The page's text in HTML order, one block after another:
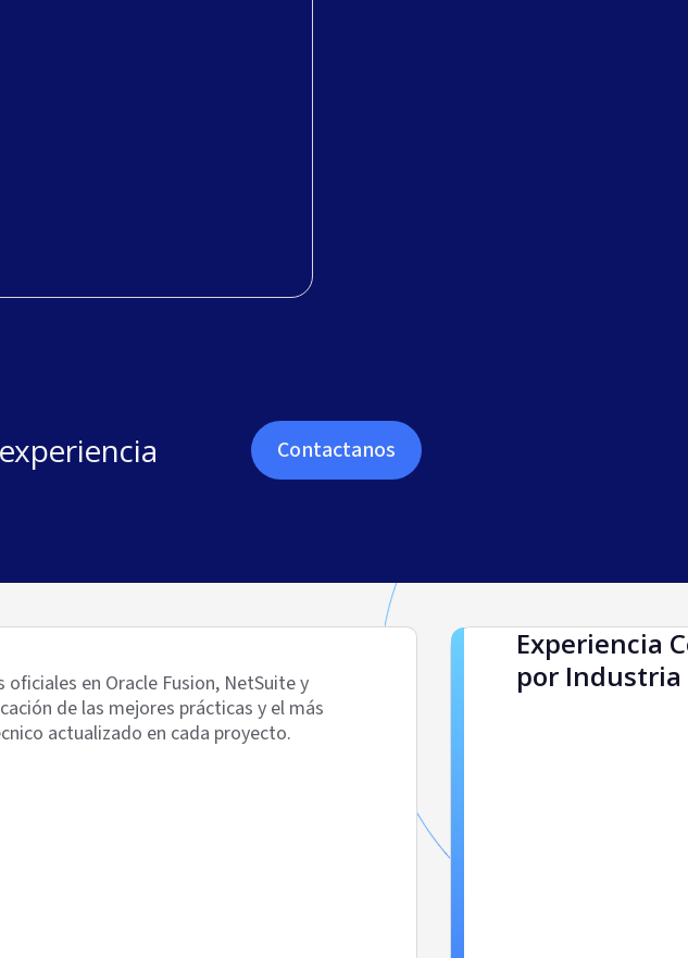
Contactanos
en Oracle Fusion, NetSuite y
de las mejores prácticas y el más
actualizado en cada proyecto.
Experiencia
por Industria